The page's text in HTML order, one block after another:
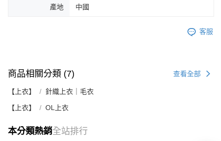
產地 中國
客服
商品相關分類 (7) 查看全部
【上衣】 針織上衣｜毛衣
【上衣】 OL上衣
本分類熱銷全站排行